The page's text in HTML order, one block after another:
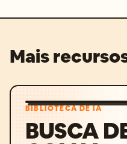
Mais
BIBLIOTECA DE IA
BUSCA